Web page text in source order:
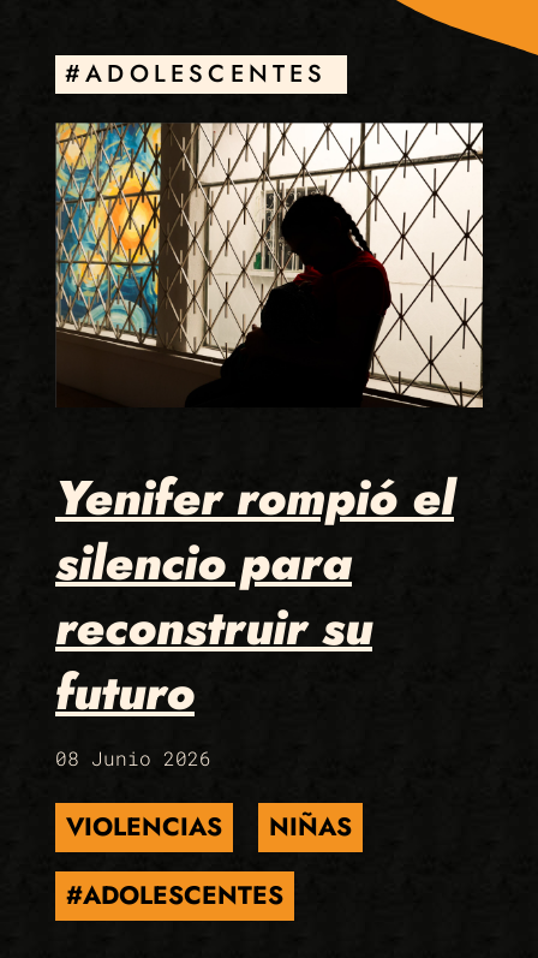
#ADOLESCENTES
Yenifer rompió el
silencio para
reconstruir su
futuro
08 Junio 2026
VIOLENCIAS
NIÑAS
#ADOLESCENTES